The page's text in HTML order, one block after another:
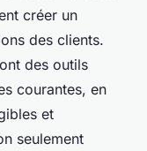
créer un
des clients.
des outils
courantes, en
et
seulement